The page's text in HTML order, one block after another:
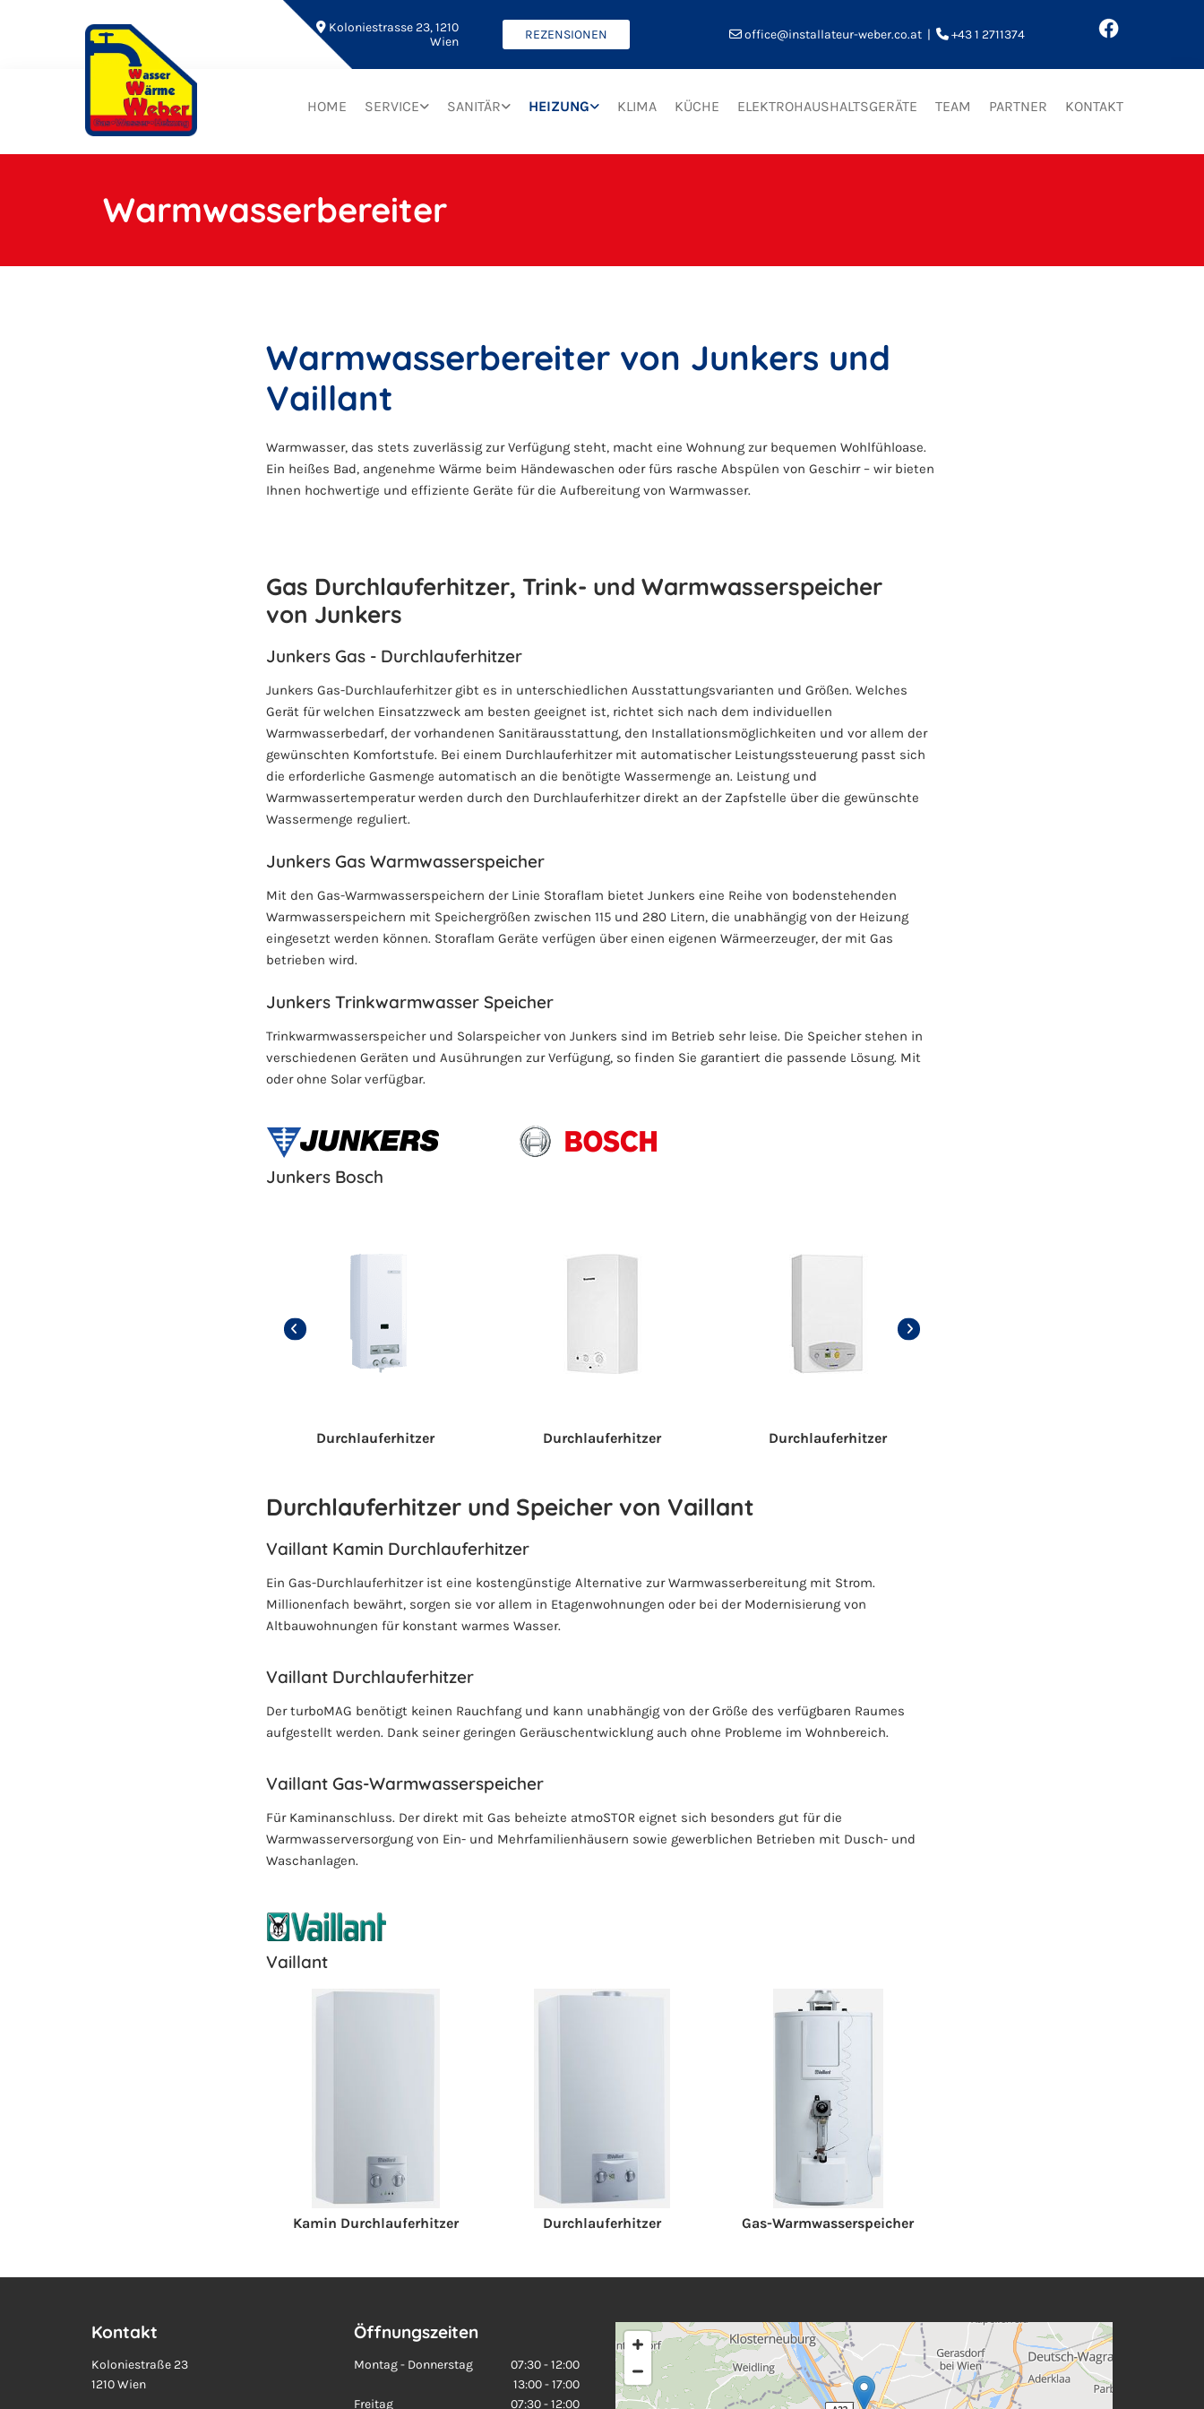
Koloniestrasse 23,1210
Wien
REZENSIONEN  office@installateur-weber.co.at|  +43 1 2711374
HOME SERVICE SANITÄR HEIZUNG KLIMA KÜCHE ELEKTROHAUSHALTSGERÄTE TEAM PARTNER KONTAKT
Warmwasserbereiter
Warmwasserbereiter von Junkers und
Vaillant
Warmwasser, das stets zuverlässig zur Verfügung steht, macht eine Wohnung zur bequemen Wohlfühloase.
Ein heißes Bad, angenehme Wärme beim Händewaschen oder fürs rasche Abspülen von Geschirr – wir bieten
Ihnen hochwertige und effiziente Geräte für die Aufbereitung von Warmwasser.
Gas Durchlauferhitzer, Trink- und Warmwasserspeicher
von Junkers
Junkers Gas - Durchlauferhitzer
Junkers Gas-Durchlauferhitzer gibt es in unterschiedlichen Ausstattungsvarianten und Größen. Welches
Gerät für welchen Einsatzzweck am besten geeignet ist, richtet sich nach dem individuellen
Warmwasserbedarf, der vorhandenen Sanitärausstattung, den Installationsmöglichkeiten und vor allem der
gewünschten Komfortstufe. Bei einem Durchlauferhitzer mit automatischer Leistungssteuerung passt sich
die erforderliche Gasmenge automatisch an die benötigte Wassermenge an. Leistung und
Warmwassertemperatur werden durch den Durchlauferhitzer direkt an der Zapfstelle über die gewünschte
Wassermenge reguliert.
Junkers Gas Warmwasserspeicher
Mit den Gas-Warmwasserspeichern der Linie Storaflam bietet Junkers eine Reihe von bodenstehenden
Warmwasserspeichern mit Speichergrößen zwischen 115 und 280 Litern, die unabhängig von der Heizung
eingesetzt werden können. Storaflam Geräte verfügen über einen eigenen Wärmeerzeuger, der mit Gas
betrieben wird.
Junkers Trinkwarmwasser Speicher
Trinkwarmwasserspeicher und Solarspeicher von Junkers sind im Betrieb sehr leise. Die Speicher stehen in
verschiedenen Geräten und Ausührungen zur Verfügung, so finden Sie garantiert die passende Lösung. Mit
oder ohne Solar verfügbar.
Junkers Bosch
Durchlauferhitzer Durchlauferhitzer Durchlauferhitzer
Durchlauferhitzer und Speicher von Vaillant
Vaillant Kamin Durchlauferhitzer
Ein Gas-Durchlauferhitzer ist eine kostengünstige Alternative zur Warmwasserbereitung mit Strom.
Millionenfach bewährt, sorgen sie vor allem in Etagenwohnungen oder bei der Modernisierung von
Altbauwohnungen für konstant warmes Wasser.
Vaillant Durchlauferhitzer
Der turboMAG benötigt keinen Rauchfang und kann unabhängig von der Größe des verfügbaren Raumes
aufgestellt werden. Dank seiner geringen Geräuschentwicklung auch ohne Probleme im Wohnbereich.
Vaillant Gas-Warmwasserspeicher
Für Kaminanschluss. Der direkt mit Gas beheizte atmoSTOR eignet sich besonders gut für die
Warmwasserversorgung von Ein- und Mehrfamilienhäusern sowie gewerblichen Betrieben mit Dusch- und
Waschanlagen.
Vaillant
Kamin Durchlauferhitzer Durchlauferhitzer Gas-Warmwasserspeicher
Kontakt
Koloniestraße 23
1210 Wien
Öffnungszeiten
Montag - Donnerstag
07:30 - 12:00
13:00 - 17:00
Freitag
07:30 - 12:00